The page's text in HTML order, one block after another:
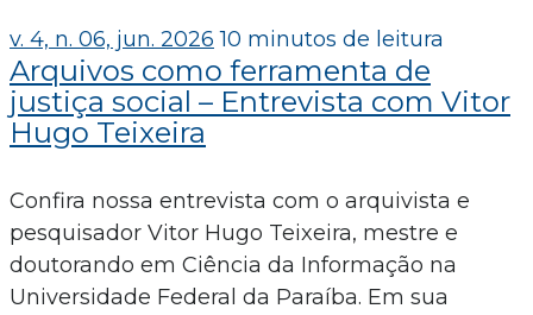
v. 4, n. 06, jun. 2026 10 minutos de leitura
Arquivos como ferramenta de
justiça social – Entrevista com Vitor
Hugo Teixeira
Confira nossa entrevista com o arquivista e
pesquisador Vitor Hugo Teixeira, mestre e
doutorando em Ciência da Informação na
Universidade Federal da Paraíba. Em sua